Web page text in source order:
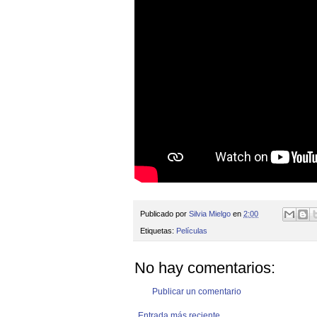
Publicado por Silvia Mielgo en 2:00
Etiquetas: Películas
No hay comentarios:
Publicar un comentario